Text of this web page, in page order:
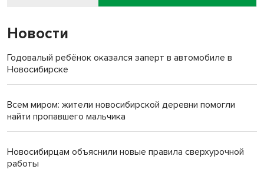
Новости
Годовалый ребёнок оказался заперт в автомобиле в
Новосибирске
Всем миром: жители новосибирской деревни помогли
найти пропавшего мальчика
Новосибирцам объяснили новые правила сверхурочной
работы